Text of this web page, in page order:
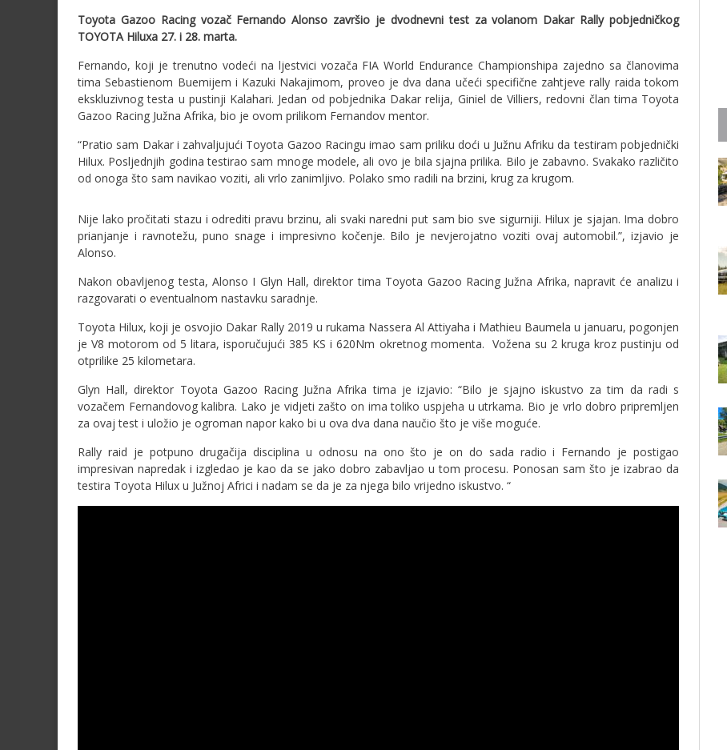
Toyota Gazoo Racing vozač Fernando Alonso završio je dvodnevni test za volanom Dakar Rally pobjedničkog
TOYOTA Hiluxa 27. i 28. marta.
Fernando, koji je trenutno vodeći na ljestvici vozača FIA World Endurance Championshipa zajedno sa članovima
tima Sebastienom Buemijem i Kazuki Nakajimom, proveo je dva dana učeći specifične zahtjeve rally raida tokom
ekskluzivnog testa u pustinji Kalahari. Jedan od pobjednika Dakar relija, Giniel de Villiers, redovni član tima Toyota
Gazoo Racing Južna Afrika, bio je ovom prilikom Fernandov mentor.
“Pratio sam Dakar i zahvaljujući Toyota Gazoo Racingu imao sam priliku doći u Južnu Afriku da testiram pobjednički
Hilux. Posljednjih godina testirao sam mnoge modele, ali ovo je bila sjajna prilika. Bilo je zabavno. Svakako različito
od onoga što sam navikao voziti, ali vrlo zanimljivo. Polako smo radili na brzini, krug za krugom.
Nije lako pročitati stazu i odrediti pravu brzinu, ali svaki naredni put sam bio sve sigurniji. Hilux je sjajan. Ima dobro
prianjanje i ravnotežu, puno snage i impresivno kočenje. Bilo je nevjerojatno voziti ovaj automobil.”, izjavio je
Alonso.
Nakon obavljenog testa, Alonso I Glyn Hall, direktor tima Toyota Gazoo Racing Južna Afrika, napravit će analizu i
razgovarati o eventualnom nastavku saradnje.
Toyota Hilux, koji je osvojio Dakar Rally 2019 u rukama Nassera Al Attiyaha i Mathieu Baumela u januaru, pogonjen
je V8 motorom od 5 litara, isporučujući 385 KS i 620Nm okretnog momenta. Vožena su 2 kruga kroz pustinju od
otprilike 25 kilometara.
Glyn Hall, direktor Toyota Gazoo Racing Južna Afrika tima je izjavio: “Bilo je sjajno iskustvo za tim da radi s
vozačem Fernandovog kalibra. Lako je vidjeti zašto on ima toliko uspjeha u utrkama. Bio je vrlo dobro pripremljen
za ovaj test i uložio je ogroman napor kako bi u ova dva dana naučio što je više moguće.
Rally raid je potpuno drugačija disciplina u odnosu na ono što je on do sada radio i Fernando je postigao
impresivan napredak i izgledao je kao da se jako dobro zabavljao u tom procesu. Ponosan sam što je izabrao da
testira Toyota Hilux u Južnoj Africi i nadam se da je za njega bilo vrijedno iskustvo. “